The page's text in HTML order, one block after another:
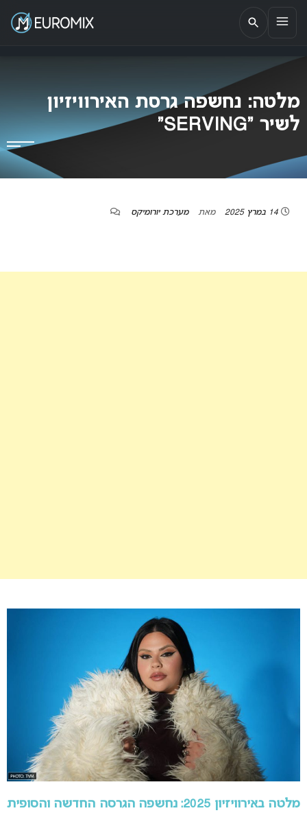
EUROMIX
אתר הבית של האירוויזיון בישראל
מלטה: נחשפה גרסת האירוויזיון
לשיר “SERVING”
מאת מערכת יורומיקס
מלטה באירוויזיון 2025: נחשפה הגרסה החדשה והסופית